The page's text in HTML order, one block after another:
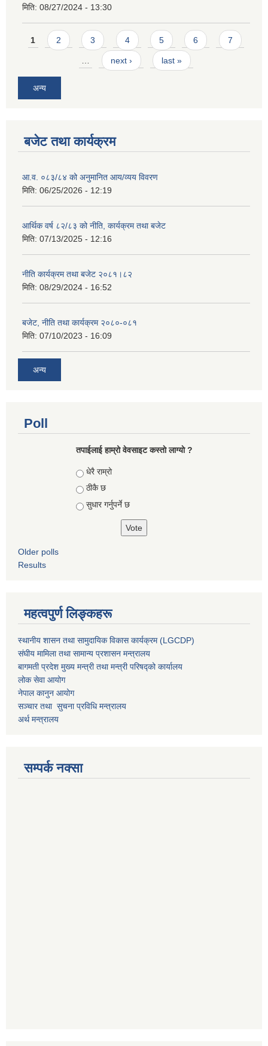
मिति: 08/27/2024 - 13:30
Pages
1 2 3 4 5 6 7
next › last »
अन्य
बजेट तथा कार्यक्रम
आ.व. ०८३/८४ को अनुमानित आय/व्यय विवरण
मिति: 06/25/2026 - 12:19
आर्थिक वर्ष ८२/८३ को नीति, कार्यक्रम तथा बजेट
मिति: 07/13/2025 - 12:16
नीति कार्यक्रम तथा बजेट २०८१।८२
मिति: 08/29/2024 - 16:52
बजेट, नीति तथा कार्यक्रम २०८०-०८१
मिति: 07/10/2023 - 16:09
अन्य
Poll
तपाईलाई हाम्रो वेवसाइट कस्ताे लाग्याे ?
Choices
धेरै राम्रो
ठीकै छ
सुधार गर्नुपर्ने छ
Older polls
Results
महत्वपुर्ण लिङ्कहरू
स्थानीय शासन तथा सामुदायिक विकास कार्यक्रम (LGCDP)
संघीय मामिला तथा सामान्य प्रशासन मन्त्रालय
बागमती प्रदेश मुख्य मन्त्री तथा मन्त्री परिषद्को कार्यालय
लोक सेवा आयोग
नेपाल कानुन आयोग
सञ्चार तथा सुचना प्रविधि मन्त्रालय
अर्थ मन्त्रालय
सम्पर्क नक्सा